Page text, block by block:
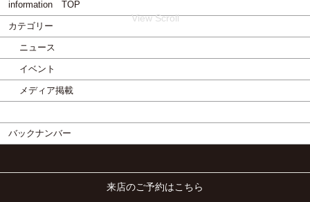
information TOP
カテゴリー
ニュース
イベント
メディア掲載
バックナンバー
来店のご予約はこちら